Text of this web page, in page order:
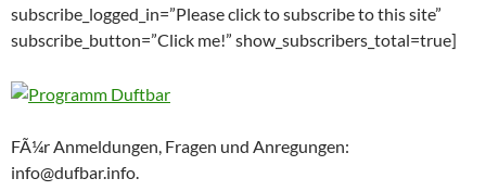
subscribe_logged_in=”Please click to subscribe to this site”
subscribe_button=”Click me!” show_subscribers_total=true]
FÃ¼r Anmeldungen, Fragen und Anregungen:
info@dufbar.info.